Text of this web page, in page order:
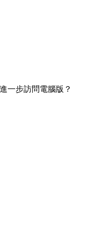
一步訪問電腦版？